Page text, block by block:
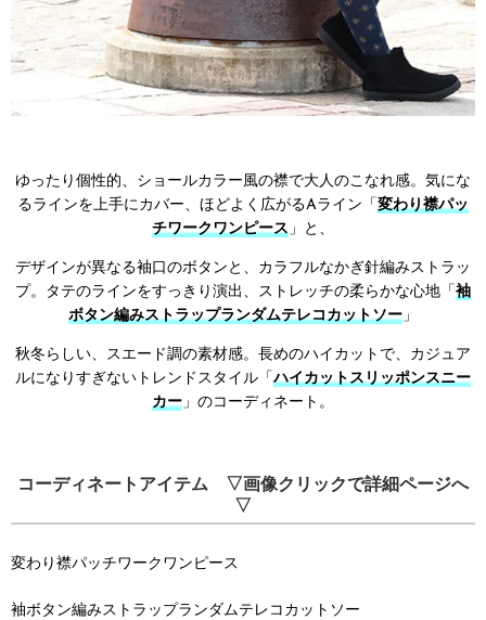
ゆったり個性的、ショールカラー風の襟で大人のこなれ感。気にな
るラインを上手にカバー、ほどよく広がるAライン「 変わり襟パッ
チワークワンピース 」と、
デザインが異なる袖口のボタンと、カラフルなかぎ針編みストラッ
プ。タテのラインをすっきり演出、ストレッチの柔らかな心地「 袖
ボタン編みストラップランダムテレコカットソー 」
秋冬らしい、スエード調の素材感。長めのハイカットで、カジュア
ルになりすぎないトレンドスタイル「ハイカットスリッポンスニー
カー 」のコーディネート。
コーディネートアイテム ▽画像クリックで詳細ページへ
▽
変わり襟パッチワークワンピース
袖ボタン編みストラップランダムテレコカットソー